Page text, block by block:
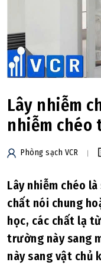
Lây nhiễm
nhiễm chéo
Phòng sạch VCR
Lây nhiễm chéo
chất nói chung
học, các chất lạ
trường này sang
này sang vật chủ